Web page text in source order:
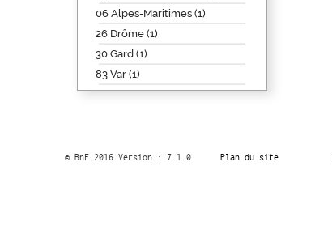
06 Alpes-Maritimes (1)
26 Drôme (1)
30 Gard (1)
83 Var (1)
© BnF 2016 Version : 7.1.0 Plan du site